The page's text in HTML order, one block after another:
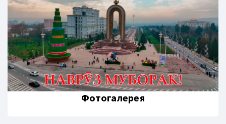
Фотогалерея